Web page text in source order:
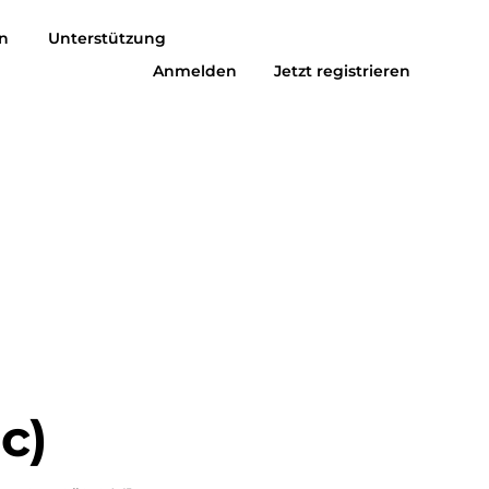
Unterstützung
Anmelden
Jetzt registrieren